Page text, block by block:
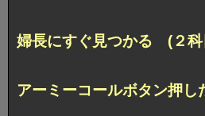
婦長にすぐ見つかる (２科
アーミーコールボタン押